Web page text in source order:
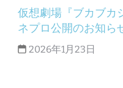
仮想劇場『ブカブカ
ネプロ公開のお知ら
2026年1月23日